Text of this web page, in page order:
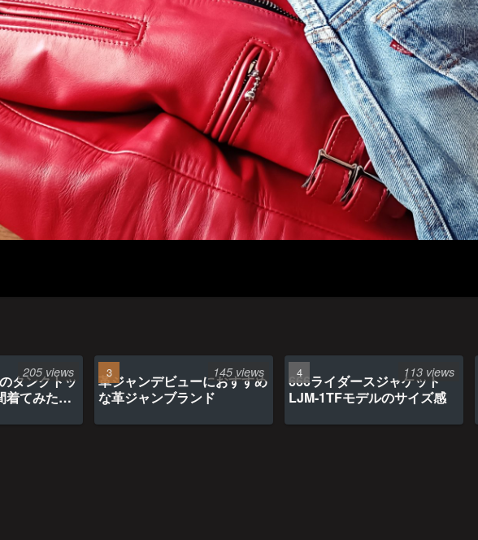
タンクトッ
着てみたら
205 views
革ジャンデビューにおすすめ
な革ジャンブランド
145 views
666ライダースジャケット
LJM-1TFモデルのサイズ感
113 views